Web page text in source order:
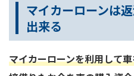
マイカーローンは
出来る
マイカーローンを利用して